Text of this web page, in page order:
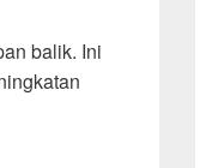
balik. Ini